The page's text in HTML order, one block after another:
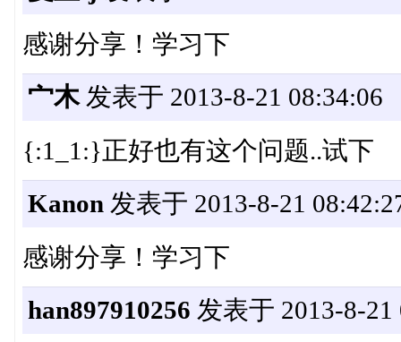
感谢分享！学习下
宀木发表于 2013-8-21 08:34:06
{:1_1:}正好也有这个问题..试下
Kanon 发表于 2013-8-21
感谢分享！学习下
han897910256 发表于 2013-8-21